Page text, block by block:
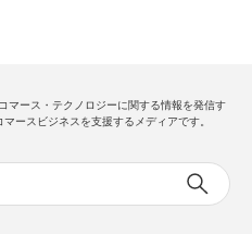
マース・テクノロジーに関する情報を発信す
ースビジネスを支援するメディアです。